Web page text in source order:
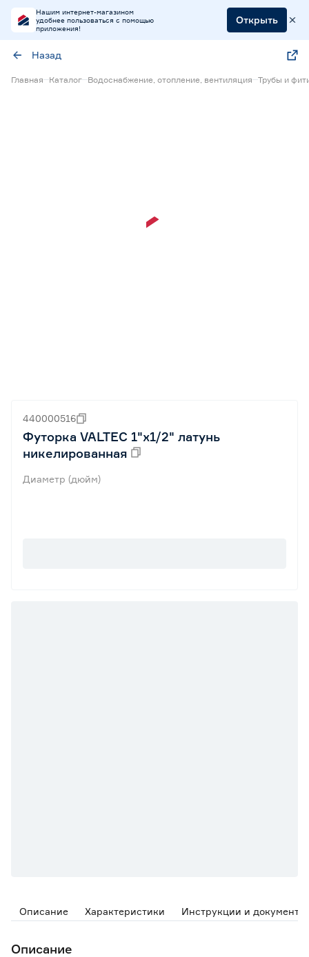
Нашим интернет-магазином
удобнее пользоваться с помощью
приложения!
Открыть
Назад
Главная Каталог Водоснабжение, отопление, вентиляция Трубы и
440000516
Футорка VALTEC 1"х1/2" латунь
никелированная
Диаметр (дюйм)
Описание Характеристики Инструкции и документы
Описание